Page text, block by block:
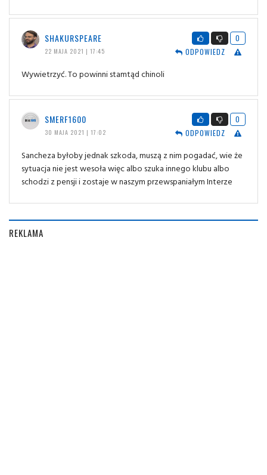
SHAKURSPEARE
22 MAJA 2021 | 17:45
0
ODPOWIEDZ
Wywietrzyć. To powinni stamtąd chinoli
SMERF1600
30 MAJA 2021 | 17:02
0
ODPOWIEDZ
Sancheza byłoby jednak szkoda, muszą z nim pogadać, wie że
sytuacja nie jest wesoła więc albo szuka innego klubu albo
schodzi z pensji i zostaje w naszym przewspaniałym Interze
REKLAMA